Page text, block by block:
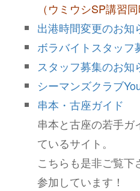
（ウミウシSP講習
出港時間変更のお知
ボラバイトスタッフ
スタッフ募集のお知
シーマンズクラブ
串本・古座ガイド
串本と古座の若手ガ
ているサイト。
こちらも是非ご覧
参加しています！